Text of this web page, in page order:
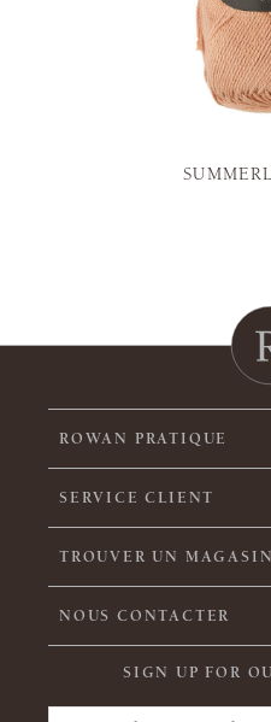
ROWAN PRATIQUE
SERVICE CLIENT
TROUVER UN MAGASIN
NOUS CONTACTER
SIGN UP FOR